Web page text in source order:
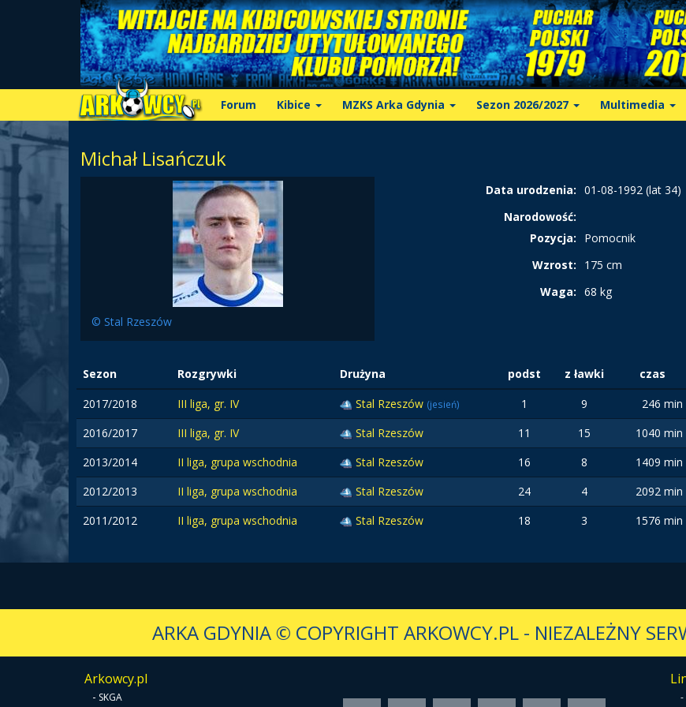
Forum Kibice MZKS Arka Gdynia Sezon 2026/2027 Multimedia
Michał Lisańczuk
© Stal Rzeszów
Data urodzenia: 01-08-1992 (lat 34)
Narodowość:
Pozycja:
Pomocnik
Wzrost:
175 cm
Waga: 68 kg
Sezon Rozgrywki Drużyna podst z ławki
czas
2017/2018
III liga, gr. IV Stal Rzeszów (jesień) 1 9 246 min
2016/2017
III liga, gr. IV Stal Rzeszów 11 15 1040 min
2013/2014
II liga, grupa wschodnia Stal Rzeszów 16 8 1409 min
2012/2013
II liga, grupa wschodnia Stal Rzeszów 24 4 2092 min
2011/2012
II liga, grupa wschodnia Stal Rzeszów 18 3 1576 min
ARKA GDYNIA© COPYRIGHT ARKOWCY.PL - NIEZALEŻNY
Arkowcy.pl
- SKGA -